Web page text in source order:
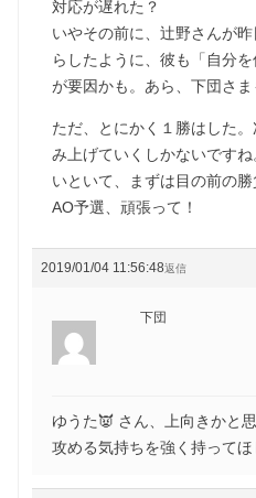
対応が遅れた？
いやその前に、辻野さんが
らしたように、彼も「自分
が要因かも。あら、下団さま
ただ、とにかく１勝はした
み上げていくしかないです
いといて、まずは目の前の勝
AO予選、頑張って！
2019/01/04 11:56:48返信
下団
ゆうた👿 さん、上向きかと
攻める気持ちを強く持って